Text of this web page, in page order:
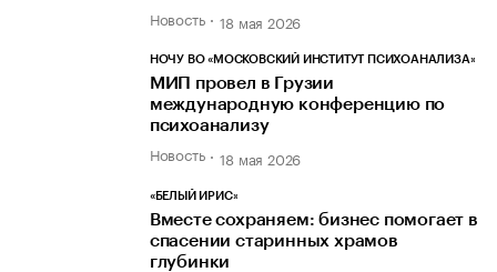
Новость 18 мая 2026
НОЧУ ВО «МОСКОВСКИЙ ИНСТИТУТ ПСИХОАНАЛИЗА»
МИП провел в Грузии
международную конференцию по
психоанализу
Новость 18 мая 2026
«БЕЛЫЙ ИРИС»
Вместе сохраняем: бизнес помогает в
спасении старинных храмов
глубинки